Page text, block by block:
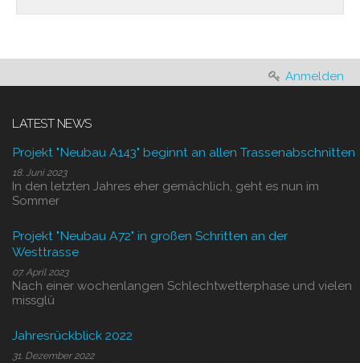
Anmelden
LATEST NEWS
Projekt "Neubau A143" beginnt an allen Trassenabschnitten
18. Juni 2023
In den letzten Jahres eher gemächlich, geht es nun im
Sommer
Projekt "Neubau A72" in großen Schritten an der
Westtrasse
07. April 2023
Nach einer wochenlangen Schlechtwetterphase und vielen
missglü
Jahresrückblick 2022
31. Dezember 2022